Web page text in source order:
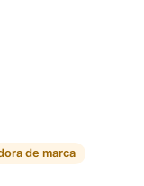
de marca